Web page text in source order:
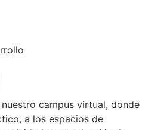
campus virtual, donde
a los espacios de